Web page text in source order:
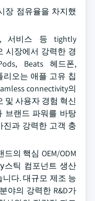
장 점유율을 차지했
, 서비스 등 tightly
시장에서 강력한 경
Beats 헤드폰,
리오는 애플 고유 칩
connectivity의
및 사용자 경험 혁신
브랜드 파워를 바탕
진과 강력한 고객 충
의 핵심 OEM/ODM
스틱 컴포넌트 생산
다. 대규모 제조 능
야의 강력한 R&D가